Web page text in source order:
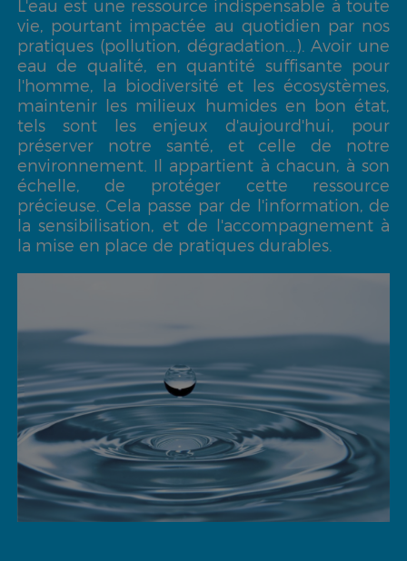
L'eau est une ressource indispensable à toute
vie, pourtant impactée au quotidien par nos
pratiques (pollution, dégradation...). Avoir une
eau de qualité, en quantité suffisante pour
l'homme, la biodiversité et les écosystèmes,
maintenir les milieux humides en bon état,
tels sont les enjeux d'aujourd'hui, pour
préserver notre santé, et celle de notre
environnement. Il appartient à chacun, à son
échelle, de protéger cette ressource
précieuse. Cela passe par de l'information, de
la sensibilisation, et de l'accompagnement à
la mise en place de pratiques durables.